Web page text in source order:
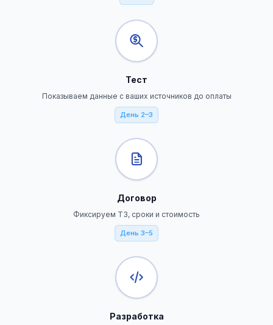
Тест
Показываем данные с ваших источников до оплаты
День 2–3
Договор
Фиксируем ТЗ, сроки и стоимость
День 3–5
Разработка